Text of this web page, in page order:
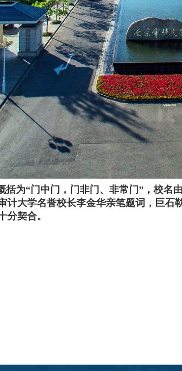
括为“门中门，门非门、非常门”，校名
计大学名誉校长李金华亲笔题词，巨石
分契合。